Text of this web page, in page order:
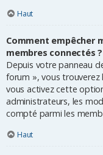
Haut
Comment empêcher
membres connectés ?
Depuis votre panneau
forum », vous trouverez
vous activez cette
administrateurs, les
compté parmi les
Haut